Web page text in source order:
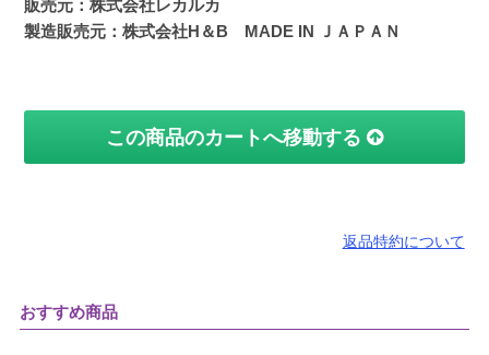
販売元：株式会社レカルカ
製造販売元：株式会社H＆B MADE IN ＪＡＰＡＮ
この商品のカートへ移動する
返品特約について
おすすめ商品